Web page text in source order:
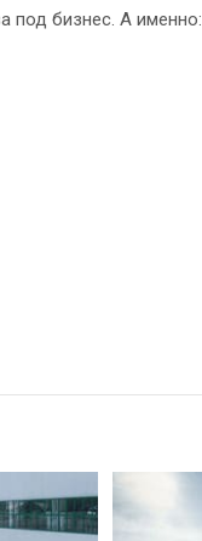
под бизнес. А именно: